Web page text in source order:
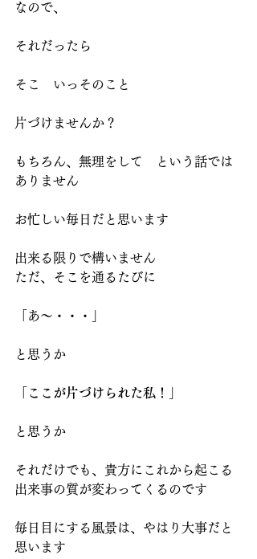
なので、
それだったら
そこ　いっそのこと
片づけませんか？
もちろん、無理をして　という話では
ありません
お忙しい毎日だと思います
出来る限りで構いません
ただ、そこを通るたびに
「あ～・・・」
と思うか
「ここが片づけられた私！」
と思うか
それだけでも、貴方にこれから起こる
出来事の質が変わってくるのです
毎日目にする風景は、やはり大事だと
思います